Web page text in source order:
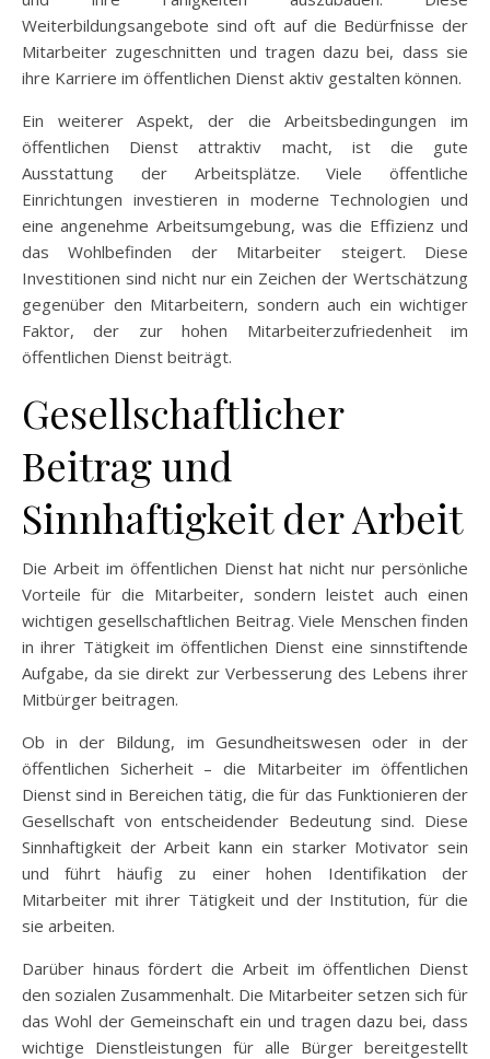
Weiterbildungsangebote sind oft auf die Bedürfnisse der
Mitarbeiter zugeschnitten und tragen dazu bei, dass sie
ihre Karriere im öffentlichen Dienst aktiv gestalten können.
Ein weiterer Aspekt, der die Arbeitsbedingungen im
öffentlichen Dienst attraktiv macht, ist die gute
Ausstattung der Arbeitsplätze. Viele öffentliche
Einrichtungen investieren in moderne Technologien und
eine angenehme Arbeitsumgebung, was die Effizienz und
das Wohlbefinden der Mitarbeiter steigert. Diese
Investitionen sind nicht nur ein Zeichen der Wertschätzung
gegenüber den Mitarbeitern, sondern auch ein wichtiger
Faktor, der zur hohen Mitarbeiterzufriedenheit im
öffentlichen Dienst beiträgt.
Gesellschaftlicher
Beitrag und
Sinnhaftigkeit der Arbeit
Die Arbeit im öffentlichen Dienst hat nicht nur persönliche
Vorteile für die Mitarbeiter, sondern leistet auch einen
wichtigen gesellschaftlichen Beitrag. Viele Menschen finden
in ihrer Tätigkeit im öffentlichen Dienst eine sinnstiftende
Aufgabe, da sie direkt zur Verbesserung des Lebens ihrer
Mitbürger beitragen.
Ob in der Bildung, im Gesundheitswesen oder in der
öffentlichen Sicherheit – die Mitarbeiter im öffentlichen
Dienst sind in Bereichen tätig, die für das Funktionieren der
Gesellschaft von entscheidender Bedeutung sind. Diese
Sinnhaftigkeit der Arbeit kann ein starker Motivator sein
und führt häufig zu einer hohen Identifikation der
Mitarbeiter mit ihrer Tätigkeit und der Institution, für die
sie arbeiten.
Darüber hinaus fördert die Arbeit im öffentlichen Dienst
den sozialen Zusammenhalt. Die Mitarbeiter setzen sich für
das Wohl der Gemeinschaft ein und tragen dazu bei, dass
wichtige Dienstleistungen für alle Bürger bereitgestellt